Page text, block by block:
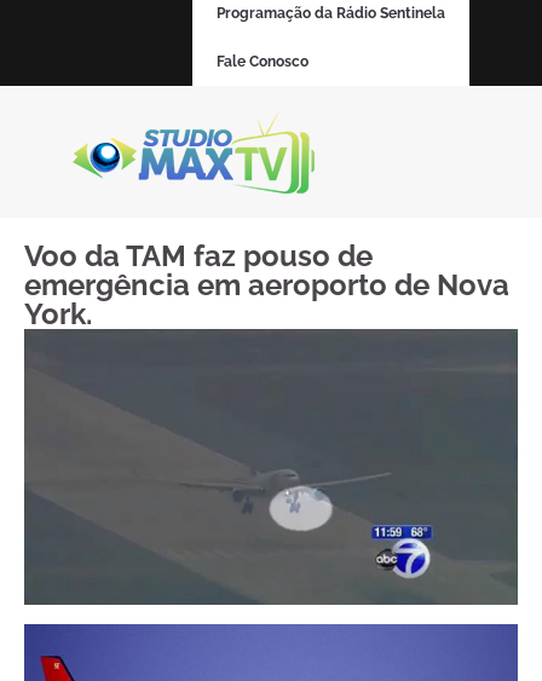
Programação da Rádio Sentinela
Fale Conosco
Voo da TAM faz pouso de
emergência em aeroporto de Nova
York.